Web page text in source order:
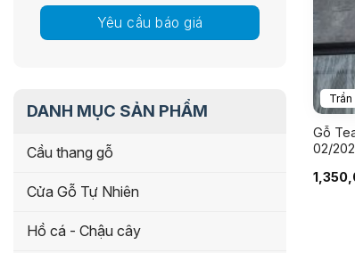
Yêu cầu báo giá
DANH MỤC SẢN PHẨM
Cầu thang gỗ
Cửa Gỗ Tự Nhiên
Hồ cá - Chậu cây
Gỗ
02/